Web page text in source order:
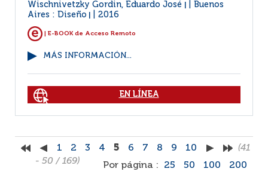
Wischnivetzky Gordin, Eduardo José
Buenos
Aires : Diseño
2016
| E-BOOK de Acceso Remoto
MÁS INFORMACIÓN...
EN LÍNEA
1 2 3 4 5 6 7 8 9 10
(41
- 50 / 169)
Por página : 25 50 100 200